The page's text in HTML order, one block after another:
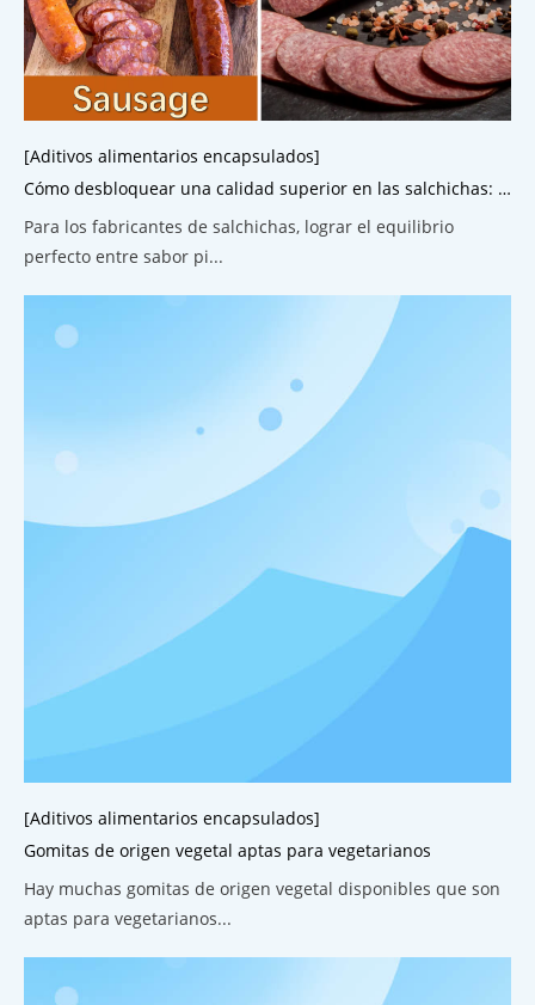
[Aditivos alimentarios encapsulados]
Cómo desbloquear una calidad superior en las salchichas: el poder del ácido cítrico encapsulado
Para los fabricantes de salchichas, lograr el equilibrio
perfecto entre sabor pi...
[Aditivos alimentarios encapsulados]
Gomitas de origen vegetal aptas para vegetarianos
Hay muchas gomitas de origen vegetal disponibles que son
aptas para vegetarianos...